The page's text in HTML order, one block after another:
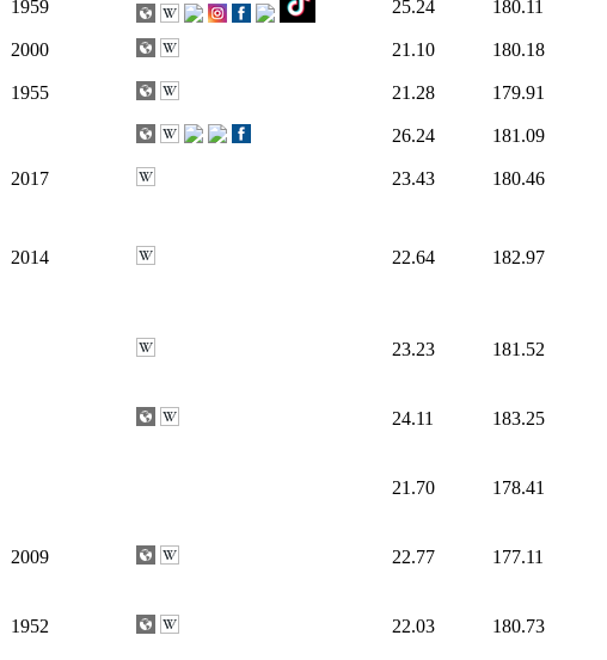
1959 25.24 180.11
2000 21.10 180.18
1955 21.28 179.91
26.24 181.09
2017 23.43 180.46
2014 22.64 182.97
23.23 181.52
24.11 183.25
21.70 178.41
2009 22.77 177.11
1952 22.03 180.73